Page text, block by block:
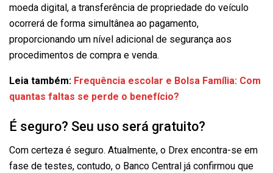
moeda digital, a transferência de propriedade do veículo
ocorrerá de forma simultânea ao pagamento,
proporcionando um nível adicional de segurança aos
procedimentos de compra e venda.
Leia também: Frequência escolar e Bolsa Família: Com
quantas faltas se perde o benefício?
É seguro? Seu uso será gratuito?
Com certeza é seguro. Atualmente, o Drex encontra-se em
fase de testes, contudo, o Banco Central já confirmou que